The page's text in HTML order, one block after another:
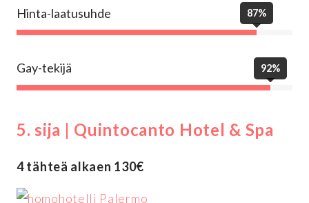
Hinta-laatusuhde 87%
Gay-tekijä 92%
5. sija | Quintocanto Hotel & Spa
4 tähteä alkaen 130€